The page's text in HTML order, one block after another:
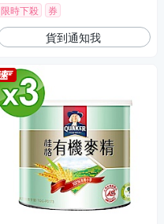
限時下殺 券
貨到通知我